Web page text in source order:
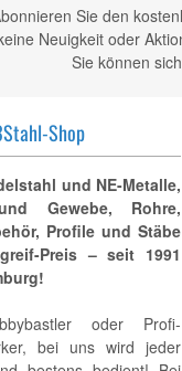
Sie den
Neuigkeit oder
Sie können
Shop
und NE-Metalle,
Gewebe, Rohre,
Profile und Stäbe
Preis – seit 1991
oder Profi-
bei uns wird jeder